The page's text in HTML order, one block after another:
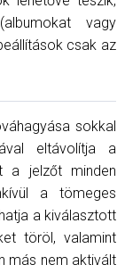
vagy
csak az
sokkal
eltávolítja a
a jelzőt minden
a tömeges
a kiválasztott
töröl, valamint
más nem aktivált